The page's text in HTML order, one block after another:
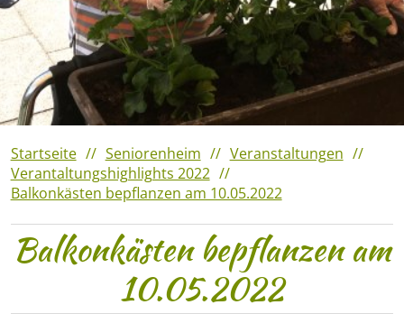
Startseite Seniorenheim
Veranstaltungen
Verantaltungshighlights 2022
Balkonkästen bepflanzen am 10.05.2022
Balkonkästen bepflanzen am
10.05.2022
2023
Verantaltungshighlights 2022
Veranstaltungshighlights
2021